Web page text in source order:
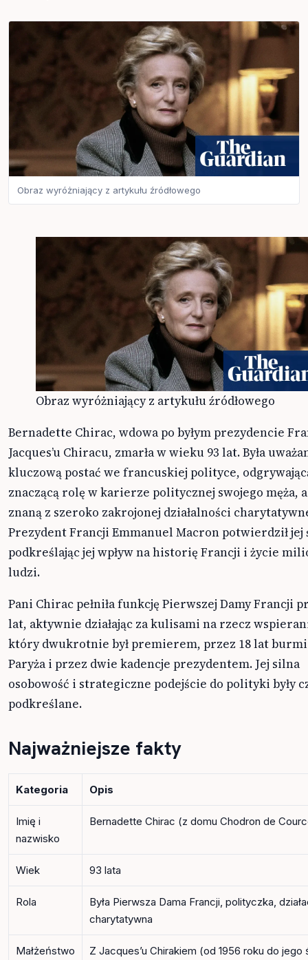
Obraz wyróżniający z artykułu źródłowego
Obraz wyróżniający z artykułu źródłowego
Bernadette Chirac, wdowa po byłym prezydencie
Jacques’u Chiracu, zmarła w wieku 93 lat. Była
kluczową postać we francuskiej polityce,
znaczącą rolę w karierze politycznej swojego męża,
znaną z szeroko zakrojonej działalności
Prezydent Francji Emmanuel Macron potwierdził
podkreślając jej wpływ na historię Francji i życie
ludzi.
Pani Chirac pełniła funkcję Pierwszej Damy Francji
lat, aktywnie działając za kulisami na rzecz
który dwukrotnie był premierem, przez 18 lat
Paryża i przez dwie kadencje prezydentem. Jej silna
osobowość i strategiczne podejście do polityki były
podkreślane.
Najważniejsze fakty
Kategoria Opis
Imię i
nazwisko
Bernadette Chirac (z domu Chodron de
Wiek 93 lata
Rola
Była Pierwsza Dama Francji, polityczka,
charytatywna
Małżeństwo
Z Jacques’u Chirakiem (od 1956 roku do jego